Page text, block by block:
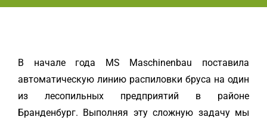
В начале года MS Maschinenbau поставила
автоматическую линию распиловки бруса на один
из лесопильных предприятий в районе
Бранденбург. Выполняя эту сложную задачу мы